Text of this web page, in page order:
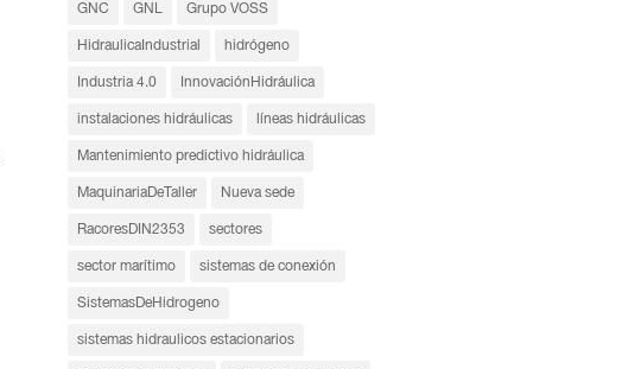
GNC GNL Grupo VOSS
HidraulicaIndustrial hidrógeno
Industria 4.0 InnovaciónHidráulica
instalaciones hidráulicas líneas hidráulicas
Mantenimiento predictivo hidráulica
MaquinariaDeTaller Nueva sede
RacoresDIN2353 sectores
sector marítimo sistemas de conexión
SistemasDeHidrogeno
sistemas hidraulicos estacionarios